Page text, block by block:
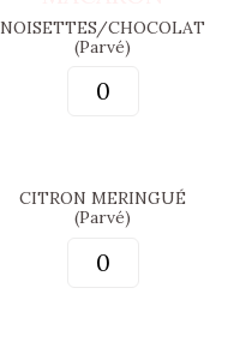
NOISETTES/CHOCOLAT
(Parvé)
CITRON MERINGUÉ
(Parvé)